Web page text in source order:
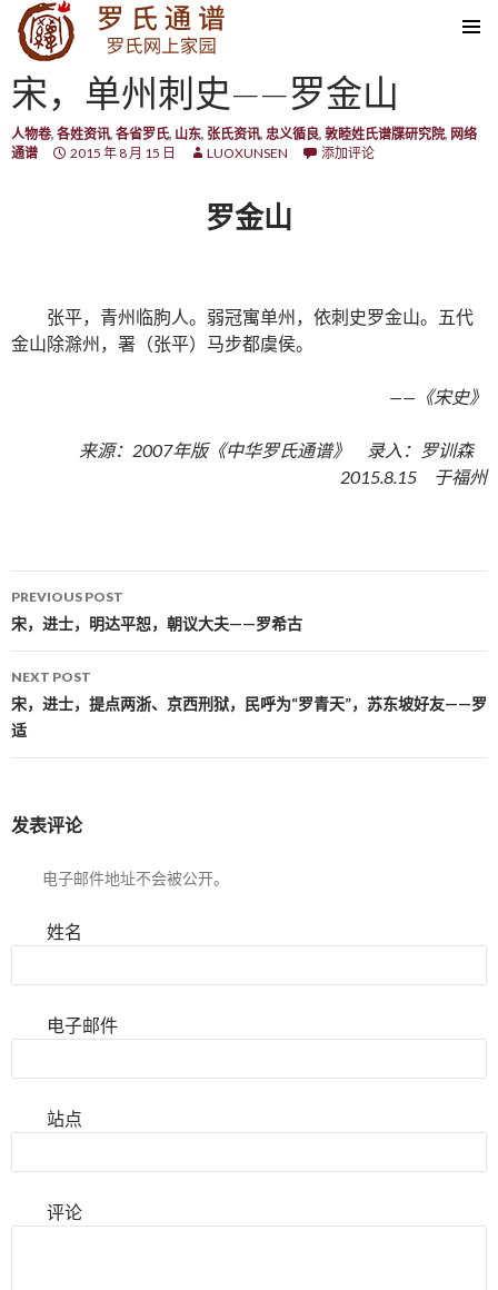
SKIP TO CONTENT
宋，单州刺史——罗金山
人物卷, 各姓资讯, 各省罗氏, 山东, 张氏资讯, 忠义循良, 敦睦姓氏谱牒研究院, 网络
通谱
2015 年 8 月 15 日 LUOXUNSEN 添加评论
罗金山
张平，青州临朐人。弱冠寓单州，依刺史罗金山。五代
金山除滁州，署（张平）马步都虞侯。
——《宋史》
来源：2007年版《中华罗氏通谱》 录入：罗训森
2015.8.15 于福州
Post navigation
PREVIOUS POST
宋，进士，明达平恕，朝议大夫——罗希古
NEXT POST
宋，进士，提点两浙、京西刑狱，民呼为“罗青天”，苏东坡好友——罗
适
发表评论
电子邮件地址不会被公开。
姓名
电子邮件
站点
评论